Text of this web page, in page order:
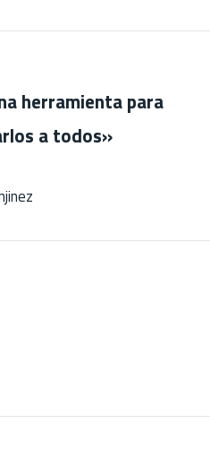
herramienta para
a todos»